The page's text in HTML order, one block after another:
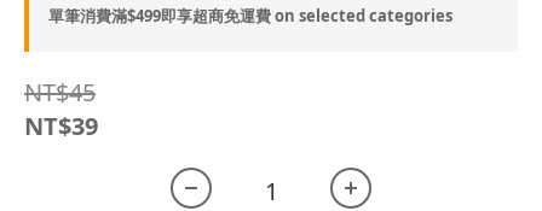
單筆消費滿$499即享超商免運費 on selected categories
NT$45
NT$39